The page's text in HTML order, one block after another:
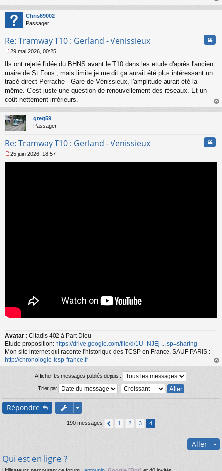
a
g
e
o
l
u
au
Chris69002
Passager
Re: Tramway T10 : Gerland - Venissieux
e
s
g
e
n
o
n
l
29 mai 2026, 00:25
Ils ont rejeté l'idée du BHNS avant le T10 dans les etude d'après l'ancien
maire de St Fons , mais limite je me dit ça aurait été plus intéressant un
tracé direct Perrache - Gare de Vénissieux, l'amplitude aurait été la
même. C'est juste une question de renouvellement des réseaux. Et un
coût nettement inférieurs.
au
greg59
Passager
Re: Tramway T10 : Gerland - Venissieux
25 juin 2026, 18:57
Avatar : Citadis 402 à Part Dieu
Etude proposition: https://drive.google.com/file/d/1U_NJEj ... sp=sharing
Mon site internet qui raconte l'historique des TCSP en France, SAUF PARIS :
http://chronologie-tcsp-france.fr
au
Afficher les messages publiés depuis :
Trier par
Répondre
190 messages 1 2 3 4
Aller
Qui est en ligne ?